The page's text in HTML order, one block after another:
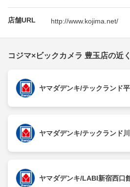
店舗URL http://www.kojima.net/
コジマ×ビックカメラ 豊玉店の近
ヤマダデンキ/テックランド
ヤマダデンキ/テックランド
ヤマダデンキ/LABI新宿西口